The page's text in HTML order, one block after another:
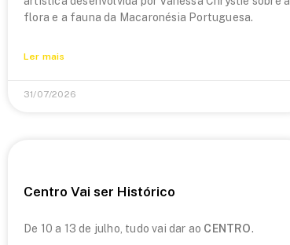
flora e a fauna da Macaronésia Portuguesa.
Ler mais
31/07/2026
Centro Vai ser Histórico
De 10 a 13 de julho, tudo vai dar ao CENTRO.